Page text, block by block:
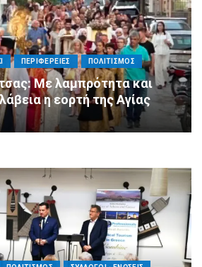
ΣΥΛΛΟΓΟΙ - ΕΝΩΣΕΙΣ
Αγίου Δημητρίου στο
συμπολιτών μας